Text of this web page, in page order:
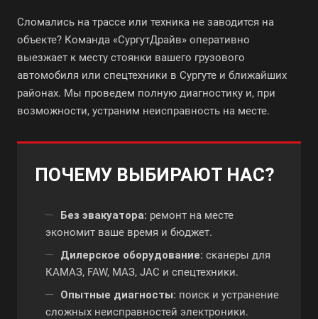
Сломались на трассе или техника не заводится на
объекте? Команда «СургутДрайв» оперативно
выезжает к месту стоянки вашего грузового
автомобиля или спецтехники в Сургуте и ближайших
районах. Мы проведем полную диагностику и, при
возможности, устраним неисправность на месте.
ПОЧЕМУ ВЫБИРАЮТ НАС?
Без эвакуатора: ремонт на месте
экономит ваше время и бюджет.
Дилерское оборудование: сканеры для
КАМАЗ, FAW, МАЗ, JAC и спецтехники.
Опытные диагносты: поиск и устранение
сложных неисправностей электроники.